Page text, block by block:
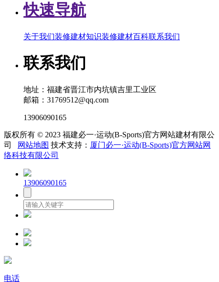
快速导航
关于我们装修建材知识装修建材百科联系我们
联系我们
地址：福建省晋江市内坑镇吉里工业区
邮箱：31769512@qq.com
13906090165
版权所有 © 2023 福建必一·运动(B-Sports)官方网站建材有限公
司
网站地图 技术支持： 厦门必一·运动(B-Sports)官方网站网
络科技有限公司
13906090165
电话